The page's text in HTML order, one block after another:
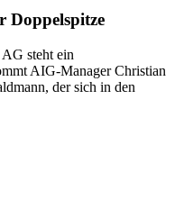
Doppelspitze
steht ein
AIG-Manager Christian
der sich in den